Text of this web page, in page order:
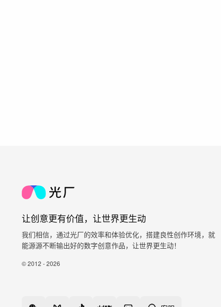
让创意更有价值，让世界更生动
我们相信，通过光厂的效率和体验优化，搭建良性创作环境，就
能源源不断输出好的数字创意作品，让世界更生动！
© 2012 - 2026